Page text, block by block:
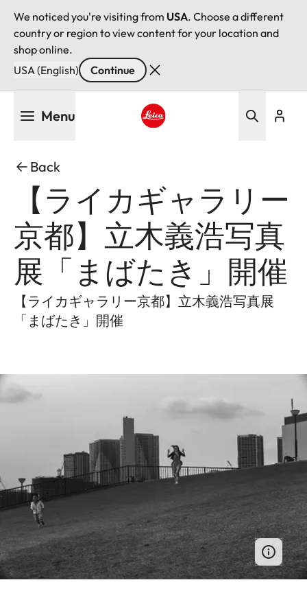
We noticed you're visiting from USA. Choose a different
country or region to view content for your location and
shop online.
USA (English)
Continue
Menu
Back
【ライカギャラリー
京都】立木義浩写真
展「まばたき」開催
【ライカギャラリー京都】立木義浩写真展
「まばたき」開催